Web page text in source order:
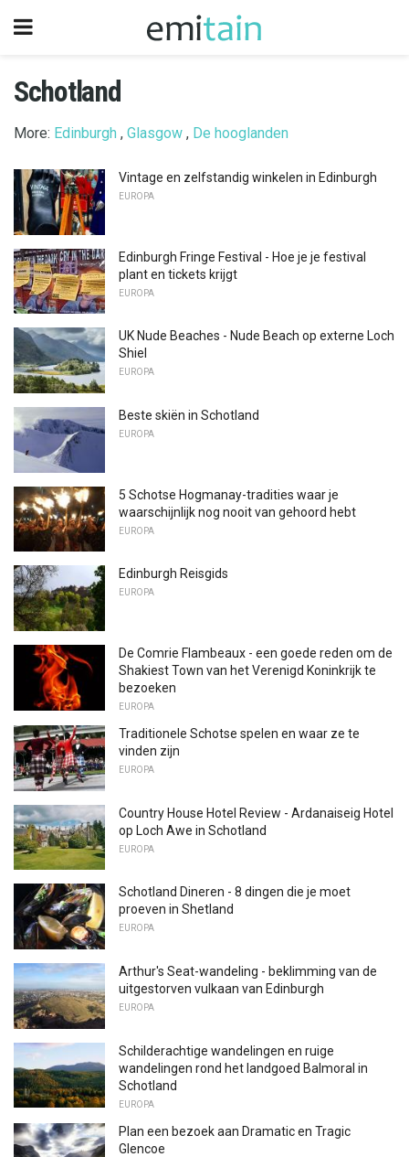
Schotland
More: Edinburgh , Glasgow , De hooglanden
Vintage en zelfstandig winkelen in Edinburgh
EUROPA
Edinburgh Fringe Festival - Hoe je je festival
plant en tickets krijgt
EUROPA
UK Nude Beaches - Nude Beach op externe Loch
Shiel
EUROPA
Beste skiën in Schotland
EUROPA
5 Schotse Hogmanay-tradities waar je
waarschijnlijk nog nooit van gehoord hebt
EUROPA
Edinburgh Reisgids
EUROPA
De Comrie Flambeaux - een goede reden om de
Shakiest Town van het Verenigd Koninkrijk te
bezoeken
EUROPA
Traditionele Schotse spelen en waar ze te
vinden zijn
EUROPA
Country House Hotel Review - Ardanaiseig Hotel
op Loch Awe in Schotland
EUROPA
Schotland Dineren - 8 dingen die je moet
proeven in Shetland
EUROPA
Arthur's Seat-wandeling - beklimming van de
uitgestorven vulkaan van Edinburgh
EUROPA
Schilderachtige wandelingen en ruige
wandelingen rond het landgoed Balmoral in
Schotland
EUROPA
Plan een bezoek aan Dramatic en Tragic
Glencoe